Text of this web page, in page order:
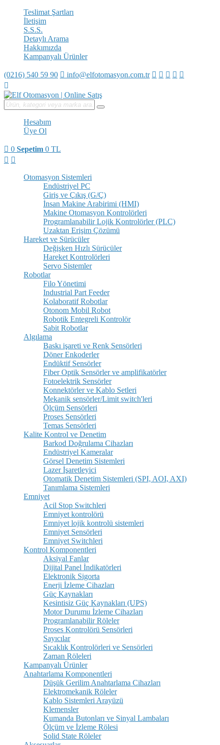
Teslimat Şartları
İletişim
S.S.S.
Detaylı Arama
Hakkımızda
Kampanyalı Ürünler
(0216) 540 59 90 info@elfotomasyon.com.tr
Hesabım
Üye Ol
0 Sepetim 0 TL
Otomasyon Sistemleri
Endüstriyel PC
Giriş ve Çıkış (G/Ç)
İnsan Makine Arabirimi (HMI)
Makine Otomasyon Kontrolörleri
Programlanabilir Lojik Kontrolörler (PLC)
Uzaktan Erişim Çözümü
Hareket ve Sürücüler
Değişken Hızlı Sürücüler
Hareket Kontrolörleri
Servo Sistemler
Robotlar
Filo Yönetimi
Industrial Part Feeder
Kolaboratif Robotlar
Otonom Mobil Robot
Robotik Entegreli Kontrolör
Sabit Robotlar
Algılama
Baskı işareti ve Renk Sensörleri
Döner Enkoderler
Endüktif Sensörler
Fiber Optik Sensörler ve amplifikatörler
Fotoelektrik Sensörler
Konnektörler ve Kablo Setleri
Mekanik sensörler/Limit switch'leri
Ölçüm Sensörleri
Proses Sensörleri
Temas Sensörleri
Kalite Kontrol ve Denetim
Barkod Doğrulama Cihazları
Endüstriyel Kameralar
Görsel Denetim Sistemleri
Lazer İşaretleyici
Otomatik Denetim Sistemleri (SPI, AOI, AXI)
Tanımlama Sistemleri
Emniyet
Acil Stop Switchleri
Emniyet kontrolörü
Emniyet lojik kontrolü sistemleri
Emniyet Sensörleri
Emniyet Switchleri
Kontrol Komponentleri
Aksiyal Fanlar
Dijital Panel İndikatörleri
Elektronik Sigorta
Enerji İzleme Cihazları
Güç Kaynakları
Kesintisiz Güç Kaynakları (UPS)
Motor Durumu İzleme Cihazları
Programlanabilir Röleler
Proses Kontrolörü Sensörleri
Sayıcılar
Sıcaklık Kontrolörleri ve Sensörleri
Zaman Röleleri
Kampanyalı Ürünler
Anahtarlama Komponentleri
Düşük Gerilim Anahtarlama Cihazları
Elektromekanik Röleler
Kablo Sistemleri Arayüzü
Klemensler
Kumanda Butonları ve Sinyal Lambaları
Ölçüm ve İzleme Rölesi
Solid State Röleler